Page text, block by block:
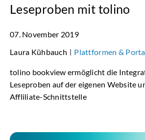
Leseproben mit tolino
07. November 2019
Laura Kühbauch | Plattformen &
tolino bookview ermöglicht die
Leseproben auf der eigenen Website
Affliliate-Schnittstelle